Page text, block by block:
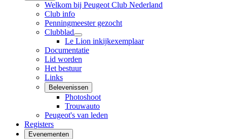
Welkom bij Peugeot Club Nederland
Club info
Penningmeester gezocht
Clubblad
Le Lion inkijkexemplaar
Documentatie
Lid worden
Het bestuur
Links
Belevenissen
Photoshoot
Trouwauto
Peugeot's van leden
Registers
Evenementen